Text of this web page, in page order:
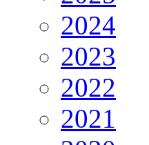
2024
2023
2022
2021